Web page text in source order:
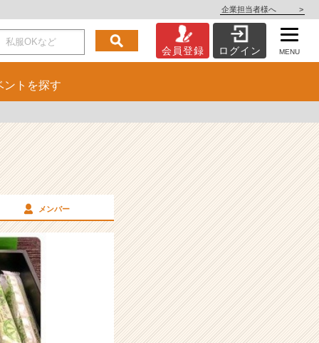
企業担当者様へ >
会員登録 ログイン MENU
ント を探す
メンバー